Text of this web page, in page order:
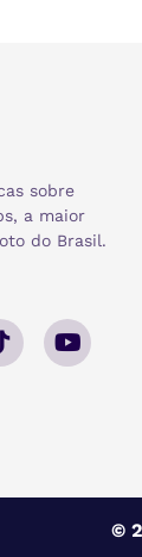
sobre
a maior
do Brasil.
©